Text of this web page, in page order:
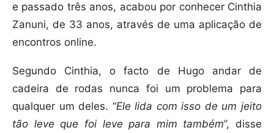
e passado três anos, acabou por conhecer Cinthia
Zanuni, de 33 anos, através de uma aplicação de
encontros online.
Segundo Cinthia, o facto de Hugo andar de
cadeira de rodas nunca foi um problema para
qualquer um deles. “Ele lida com isso de um jeito
tão leve que foi leve para mim também”, disse